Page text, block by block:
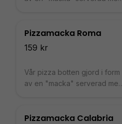
Pizzamacka Roma
159 kr
Vår pizza botten gjord i form
av en "macka" serverad med
Pizzamacka Calabria